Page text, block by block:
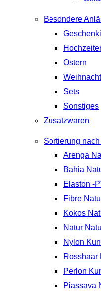
Besondere
Ostern
Sets
Sonstiges
Zusatzwaren
Sortierung
Arenga
Bahia
Elaston -
Fibre
Kokos
Natur
Nylon
Rosshaar
Perlon
Piassava